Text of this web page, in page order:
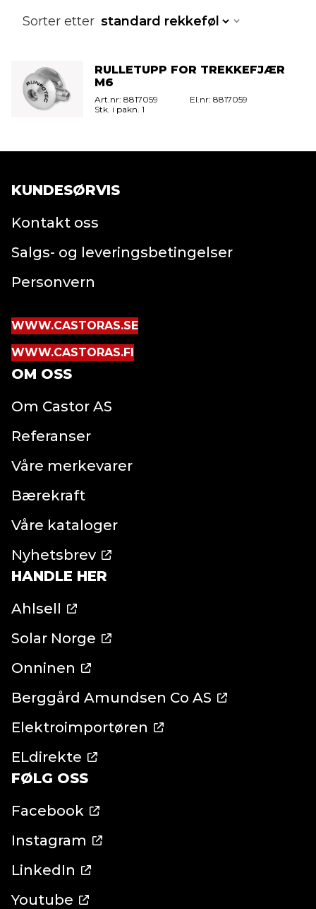
Sorter etter
RULLETUPP FOR TREKKEFJÆR
M6
8817059
8817059
1
KUNDESØRVIS
Kontakt oss
Salgs- og leveringsbetingelser
Personvern
WWW.CASTORAS.SE
WWW.CASTORAS.FI
OM OSS
Om Castor AS
Referanser
Våre merkevarer
Bærekraft
Våre kataloger
Nyhetsbrev
HANDLE HER
Ahlsell
Solar Norge
Onninen
Berggård Amundsen Co AS
Elektroimportøren
ELdirekte
FØLG OSS
Facebook
Instagram
LinkedIn
Youtube